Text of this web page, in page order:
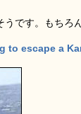
です。もちろ
escape a